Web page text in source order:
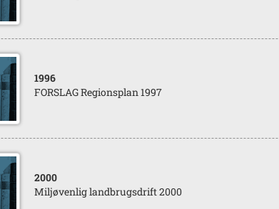
1996
FORSLAG Regionsplan 1997
2000
Miljøvenlig landbrugsdrift 2000